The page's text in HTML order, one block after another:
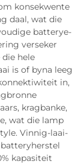
konsekwente
daal, wat die
batterye-
verseker
hele
is of byna leeg
in,
kragbanke,
wat die lamp
Vinnig-laai-
kapasiteit